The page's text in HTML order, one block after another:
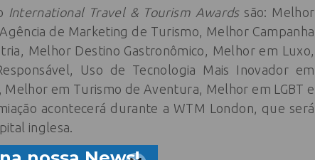
International Travel & Tourism Awardssão: Melhor
de Marketing de Turismo, Melhor Campanha
Melhor Destino Gastronômico, Melhor em Luxo,
Uso de Tecnologia Mais Inovador em
em Turismo de Aventura, Melhor em LGBT e
acontecerá durante a WTM London, que será
inglesa.